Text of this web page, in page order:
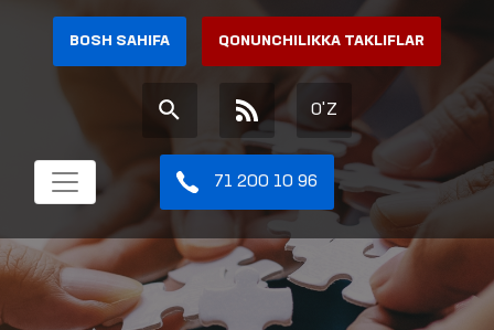
BOSH SAHIFA QONUNCHILIKKA TAKLIFLAR
O'Z
71 200 10 96